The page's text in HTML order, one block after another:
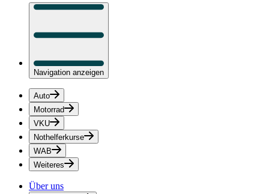
Navigation anzeigen
Auto
Motorrad
VKU
Nothelferkurse
WAB
Weiteres
Über uns